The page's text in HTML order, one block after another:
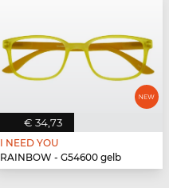
€ 34,73
I NEED YOU
RAINBOW - G54600 gelb